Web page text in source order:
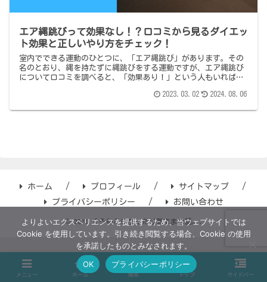
エア縄跳びって効果なし！？口コミから見るダイエッ
ト効果と正しいやり方をチェック！
室内でできる運動のひとつに、「エア縄跳び」があります。その
名のとおり、縄を持たずに縄跳びをする運動ですが、エア縄跳び
について口コミを調べると、「効果あり！」という人もいれば
びの効果が出ない原因を調査し、正しいエア縄跳びのやり方やそ
2023.03.02 2024.08.06
ホーム プロフィール
サイトマップ
プライバシーポリシー
お問い合わせ
© 2021 くろねこのまったり気ままな話。.
メニュー ホーム 検索 トップ サイドバー
よりよいエクスペリエンスを提供するため、当ウェブサイトでは
Cookie を使用しています。引き続き閲覧する場合、Cookie の使用
を承諾したものとみなされます。
OK
プライバシーポリシー